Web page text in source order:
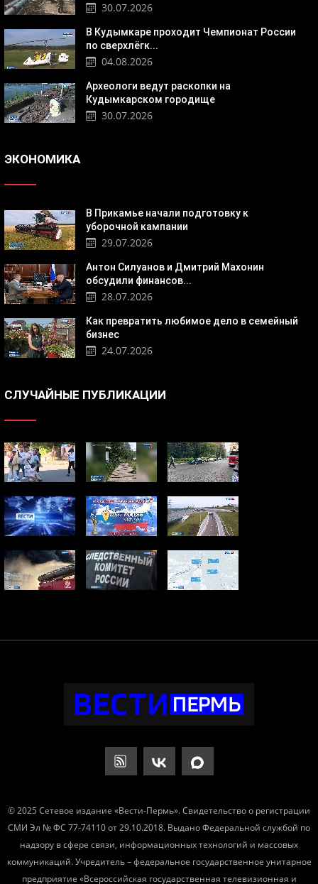
30.07.2026
В Кудымкаре проходит Чемпионат России
по сверхлёгк...
04.08.2026
Археологи ведут раскопки на
Кудымкарском городище
30.07.2026
ЭКОНОМИКА
В Прикамье начали подготовку к
уборочной кампании
29.07.2026
Антон Силуанов и Дмитрий Махонин
обсудили финансов...
28.07.2026
Как превратить любимое дело в семейный
бизнес
24.07.2026
СЛУЧАЙНЫЕ ПУБЛИКАЦИИ
© 2025 Сетевое издание «Вести-Пермь». Свидетельство о регистрации
СМИ Эл № ФС 77-74110 от 29.10.2018. Выдано Федеральной службой по
надзору в сфере связи, информационных технологий и массовых
коммуникаций. Учредитель – федеральное государственное унитарное
предприятие «Всероссийская государственная телевизионная и